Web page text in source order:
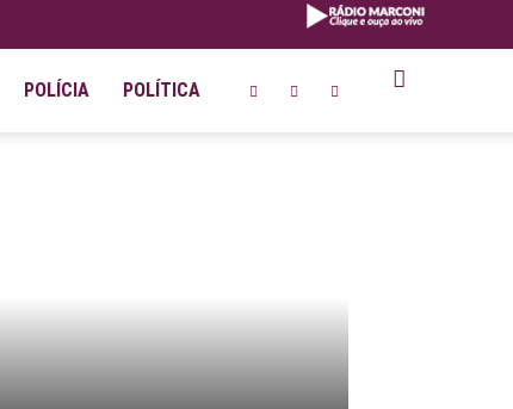
POLÍCIA POLÍTICA